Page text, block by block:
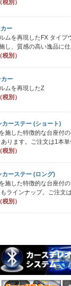
別）
ー
ムを再現したFX タイ
し、質感の高い逸品に仕
別）
ー
ムを再現したZ
別）
カーステー (ショート)
施した特徴的な台座付
ります。ご注文は1本
別）
カーステー (ロング)
施した特徴的な台座付
ラインナップ。ご注文
別）